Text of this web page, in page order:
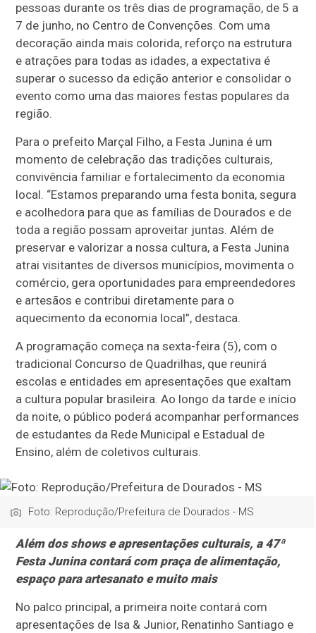
pessoas durante os três dias de programação, de 5 a
7 de junho, no Centro de Convenções. Com uma
decoração ainda mais colorida, reforço na estrutura
e atrações para todas as idades, a expectativa é
superar o sucesso da edição anterior e consolidar o
evento como uma das maiores festas populares da
região.
Para o prefeito Marçal Filho, a Festa Junina é um
momento de celebração das tradições culturais,
convivência familiar e fortalecimento da economia
local. “Estamos preparando uma festa bonita, segura
e acolhedora para que as famílias de Dourados e de
toda a região possam aproveitar juntas. Além de
preservar e valorizar a nossa cultura, a Festa Junina
atrai visitantes de diversos municípios, movimenta o
comércio, gera oportunidades para empreendedores
e artesãos e contribui diretamente para o
aquecimento da economia local”, destaca.
A programação começa na sexta-feira (5), com o
tradicional Concurso de Quadrilhas, que reunirá
escolas e entidades em apresentações que exaltam
a cultura popular brasileira. Ao longo da tarde e início
da noite, o público poderá acompanhar performances
de estudantes da Rede Municipal e Estadual de
Ensino, além de coletivos culturais.
Foto: Reprodução/Prefeitura de Dourados - MS
Além dos shows e apresentações culturais, a 47ª
Festa Junina contará com praça de alimentação,
espaço para artesanato e muito mais
No palco principal, a primeira noite contará com
apresentações de Isa & Junior, Renatinho Santiago e